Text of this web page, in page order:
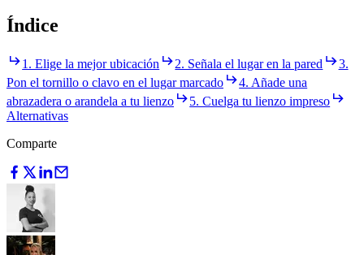
Índice
1. Elige la mejor ubicación 2. Señala el lugar en la pared
3.
Pon el tornillo o clavo en el lugar marcado
4. Añade una
abrazadera o arandela a tu lienzo
5. Cuelga tu lienzo impreso
Alternativas
Comparte